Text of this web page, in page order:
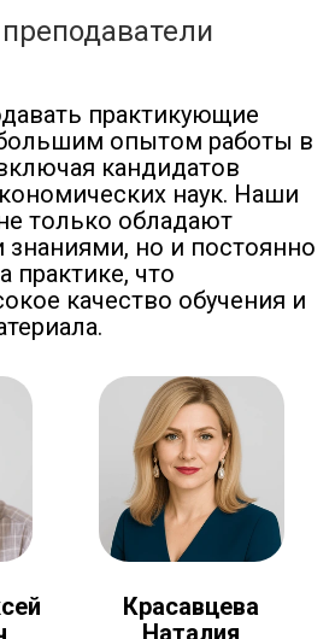
преподаватели
практикующие
опытом работы в
кандидатов
наук. Наши
только обладают
знаниями, но и постоянно
практике, что
качество обучения и
Красавцева
Наталия